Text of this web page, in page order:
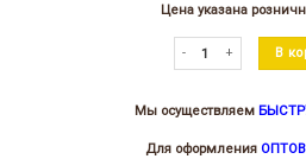
Цена указана
Количество товара
В
Мы осуществляем
Для оформления